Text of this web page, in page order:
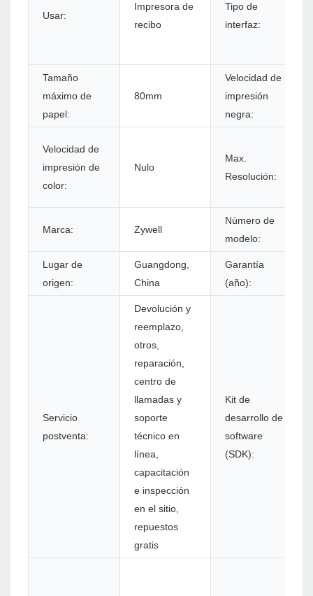
Usar:
Impresora de
recibo
Tipo de
interfaz:
Tamaño
máximo de
papel:
80mm
Velocidad de
impresión
negra:
Velocidad de
impresión de
color:
Nulo
Max.
Resolución:
Marca: Zywell
Número de
modelo:
Lugar de
origen:
Guangdong,
China
Garantía
(año):
Servicio
postventa:
Devolución y
reemplazo,
otros,
reparación,
centro de
llamadas y
soporte
técnico en
línea,
capacitación
e inspección
en el sitio,
repuestos
gratis
Kit de
desarrollo de
software
(SDK):